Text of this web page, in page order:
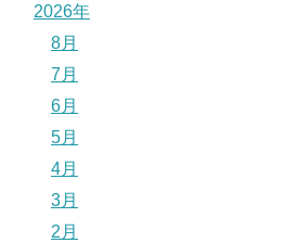
2026年
8月
7月
6月
5月
4月
3月
2月